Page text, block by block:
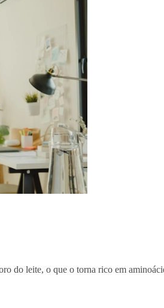
do leite, o que o torna rico em